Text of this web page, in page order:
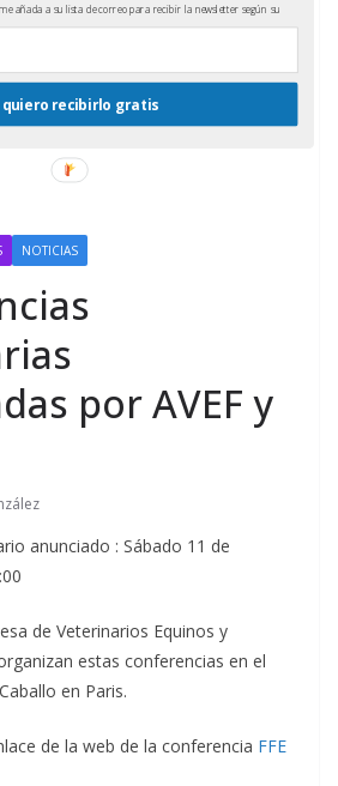
quiero recibirlo gratis
añada a su lista de correo para recibir la newsletter según su
NOTICIAS
por AVEF y
anunciado : Sábado 11 de
de Veterinarios Equinos y
estas conferencias en el
en Paris.
de la web de la conferencia FFE